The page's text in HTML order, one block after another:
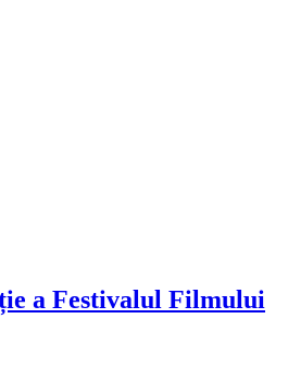
a Festivalul Filmului